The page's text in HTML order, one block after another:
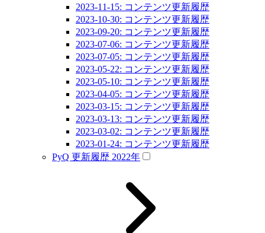
2023-11-15: コンテンツ更新履歴
2023-10-30: コンテンツ更新履歴
2023-09-20: コンテンツ更新履歴
2023-07-06: コンテンツ更新履歴
2023-07-05: コンテンツ更新履歴
2023-05-22: コンテンツ更新履歴
2023-05-10: コンテンツ更新履歴
2023-04-05: コンテンツ更新履歴
2023-03-15: コンテンツ更新履歴
2023-03-13: コンテンツ更新履歴
2023-03-02: コンテンツ更新履歴
2023-01-24: コンテンツ更新履歴
PyQ 更新履歴 2022年